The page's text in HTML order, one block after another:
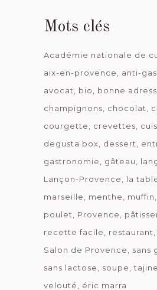
Mots clés
Académie nationale de
aix-en-provence
anti-
avocat
bio bonne
champignons
chocolat
courgette
crevettes
degusta box
dessert
gastronomie
gâteau
Lançon-Provence
la
marseille
menthe muffin
poulet
Provence
recette facile
restaurant
Salon de Provence
sans
sans lactose
soupe tajine
velouté
éric marra